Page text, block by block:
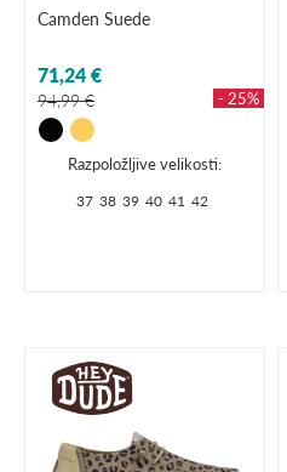
Camden Suede
71,24 €
94,99 € - 25%
Razpoložljive velikosti:
37 38 39 40 41 42